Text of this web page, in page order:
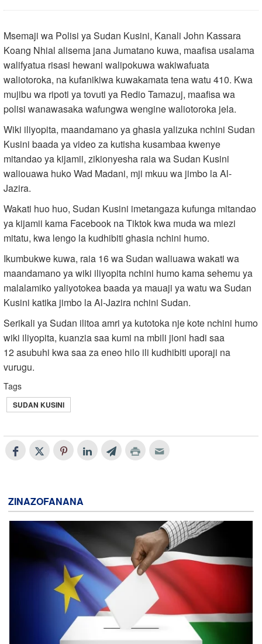
Msemaji wa Polisi ya Sudan Kusini, Kanali John Kassara
Koang Nhial alisema jana Jumatano kuwa, maafisa usalama
walifyatua risasi hewani walipokuwa wakiwafuata
waliotoroka, na kufanikiwa kuwakamata tena watu 410. Kwa
mujibu wa ripoti ya tovuti ya Redio Tamazuj, maafisa wa
polisi wanawasaka wafungwa wengine waliotoroka jela.
Wiki iliyopita, maandamano ya ghasia yalizuka nchini Sudan
Kusini baada ya video za kutisha kusambaa kwenye
mitandao ya kijamii, zikionyesha raia wa Sudan Kusini
waliouawa huko Wad Madani, mji mkuu wa jimbo la Al-
Jazira.
Wakati huo huo, Sudan Kusini imetangaza kufunga mitandao
ya kijamii kama Facebook na Tiktok kwa muda wa miezi
mitatu, kwa lengo la kudhibiti ghasia nchini humo.
Ikumbukwe kuwa, raia 16 wa Sudan waliuawa wakati wa
maandamano ya wiki iliyopita nchini humo kama sehemu ya
malalamiko yaliyotokea baada ya mauaji ya watu wa Sudan
Kusini katika jimbo la Al-Jazira nchini Sudan.
Serikali ya Sudan ilitoa amri ya kutotoka nje kote nchini humo
wiki iliyopita, kuanzia saa kumi na mbili jioni hadi saa
12 asubuhi kwa saa za eneo hilo ili kudhibiti uporaji na
vurugu.
Tags
SUDAN KUSINI
ZINAZOFANANA